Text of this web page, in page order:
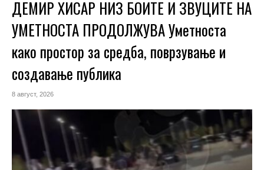
ДЕМИР ХИСАР НИЗ БОИТЕ И ЗВУЦИТЕ НА
УМЕТНОСТА ПРОДОЛЖУВА Уметноста
како простор за средба, поврзување и
создавање публика
8 август, 2026